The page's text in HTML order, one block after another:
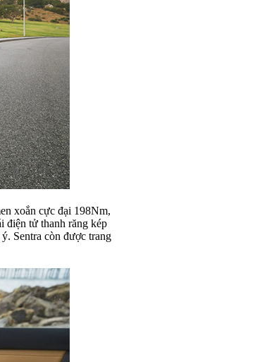
xoắn cực đại 198Nm,
điện tử thanh răng kép
Sentra còn được trang